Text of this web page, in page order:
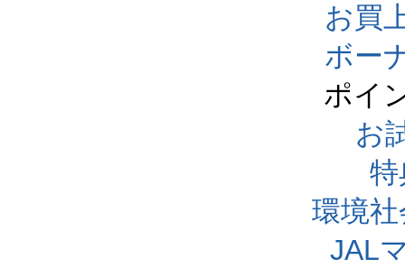
お買
ボー
ポイ
お
環境
JAL